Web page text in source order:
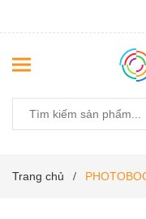
Trang chủ /